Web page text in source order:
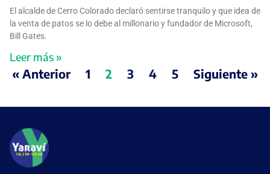
El alcalde de Cerro Colorado declaró sentirse tranquilo y que idea de
la venta de patos se lo debe al millonario y fundador de Microsoft,
Bill Gates.
Leer más »
« Anterior 1 2 3 4 5 Siguiente »